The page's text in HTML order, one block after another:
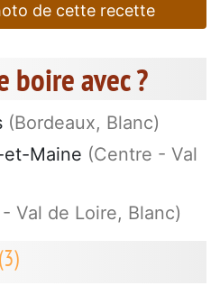
de cette recette
boire avec ?
(Bordeaux, Blanc)
et-Maine (Centre - Val
Val de Loire, Blanc)